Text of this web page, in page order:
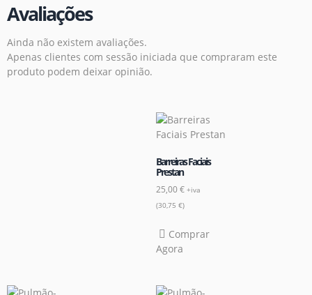
Avaliações
Ainda não existem avaliações.
Apenas clientes com sessão iniciada que compraram este
produto podem deixar opinião.
Barreiras Faciais
Prestan
25,00€ +iva
(30,75 €)
Comprar
Agora